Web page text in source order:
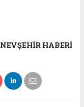
NEVŞEHIR HABERİ